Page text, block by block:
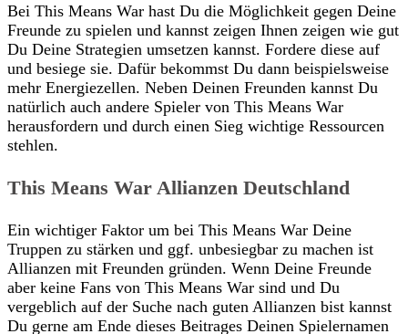
Bei This Means War hast Du die Möglichkeit gegen Deine
Freunde zu spielen und kannst zeigen Ihnen zeigen wie gut
Du Deine Strategien umsetzen kannst. Fordere diese auf
und besiege sie. Dafür bekommst Du dann beispielsweise
mehr Energiezellen. Neben Deinen Freunden kannst Du
natürlich auch andere Spieler von This Means War
herausfordern und durch einen Sieg wichtige Ressourcen
stehlen.
This Means War Allianzen Deutschland
Ein wichtiger Faktor um bei This Means War Deine
Truppen zu stärken und ggf. unbesiegbar zu machen ist
Allianzen mit Freunden gründen. Wenn Deine Freunde
aber keine Fans von This Means War sind und Du
vergeblich auf der Suche nach guten Allianzen bist kannst
Du gerne am Ende dieses Beitrages Deinen Spielernamen